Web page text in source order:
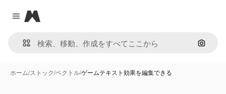
Close menu
Magnific
画像で
ホーム/ストック/ベクトル/ゲームテキスト効果を編集できる